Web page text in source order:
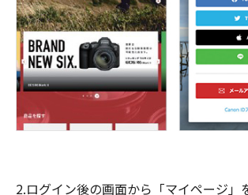
2.ログイン後の画面から「マイページ」